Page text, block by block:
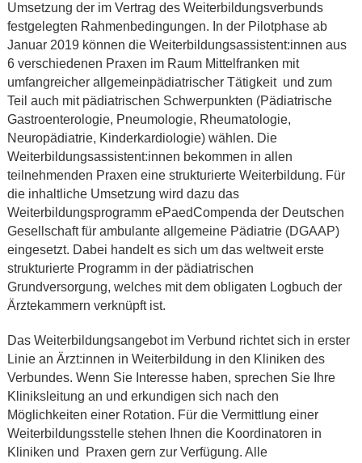
Umsetzung der im Vertrag des Weiterbildungsverbunds
festgelegten Rahmenbedingungen. In der Pilotphase ab
Januar 2019 können die Weiterbildungsassistent:innen aus
6 verschiedenen Praxen im Raum Mittelfranken mit
umfangreicher allgemeinpädiatrischer Tätigkeit und zum
Teil auch mit pädiatrischen Schwerpunkten (Pädiatrische
Gastroenterologie, Pneumologie, Rheumatologie,
Neuropädiatrie, Kinderkardiologie) wählen. Die
Weiterbildungsassistent:innen bekommen in allen
teilnehmenden Praxen eine strukturierte Weiterbildung. Für
die inhaltliche Umsetzung wird dazu das
Weiterbildungsprogramm ePaedCompenda der Deutschen
Gesellschaft für ambulante allgemeine Pädiatrie (DGAAP)
eingesetzt. Dabei handelt es sich um das weltweit erste
strukturierte Programm in der pädiatrischen
Grundversorgung, welches mit dem obligaten Logbuch der
Ärztekammern verknüpft ist.
Das Weiterbildungsangebot im Verbund richtet sich in erster
Linie an Ärzt:innen in Weiterbildung in den Kliniken des
Verbundes. Wenn Sie Interesse haben, sprechen Sie Ihre
Kliniksleitung an und erkundigen sich nach den
Möglichkeiten einer Rotation. Für die Vermittlung einer
Weiterbildungsstelle stehen Ihnen die Koordinatoren in
Kliniken und Praxen gern zur Verfügung. Alle